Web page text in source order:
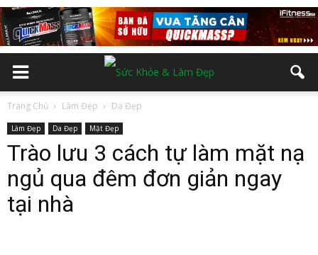
Trang Chủ Làm Đẹp Da Đẹp
Làm Đẹp Da Đẹp Mặt Đẹp
Trào lưu 3 cách tự làm mặt nạ
ngủ qua đêm đơn giản ngay
tại nhà